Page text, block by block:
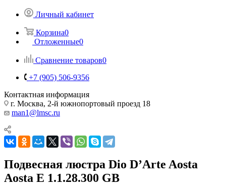
Личный кабинет
Корзина0
Отложенные0
Сравнение товаров0
+7 (905) 506-9356
Контактная информация
г. Москва, 2-й южнопортовый проезд 18
man1@lmsc.ru
Подвесная люстра Dio D’Arte Aosta
Aosta E 1.1.28.300 GB